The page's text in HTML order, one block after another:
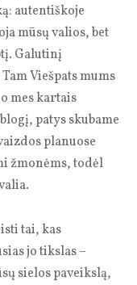
autentiškoje
mūsų valios, bet
Galutinį
Viešpats mums
mes kartais
patys skubame
planuose
žmonėms, todėl
tai, kas
jo tikslas –
sielos paveikslą,